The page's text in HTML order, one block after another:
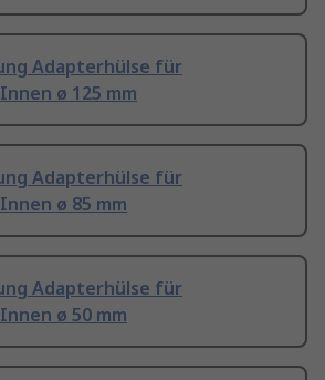
Adapterhülse für
ø 125 mm
Adapterhülse für
ø 85 mm
Adapterhülse für
ø 50 mm